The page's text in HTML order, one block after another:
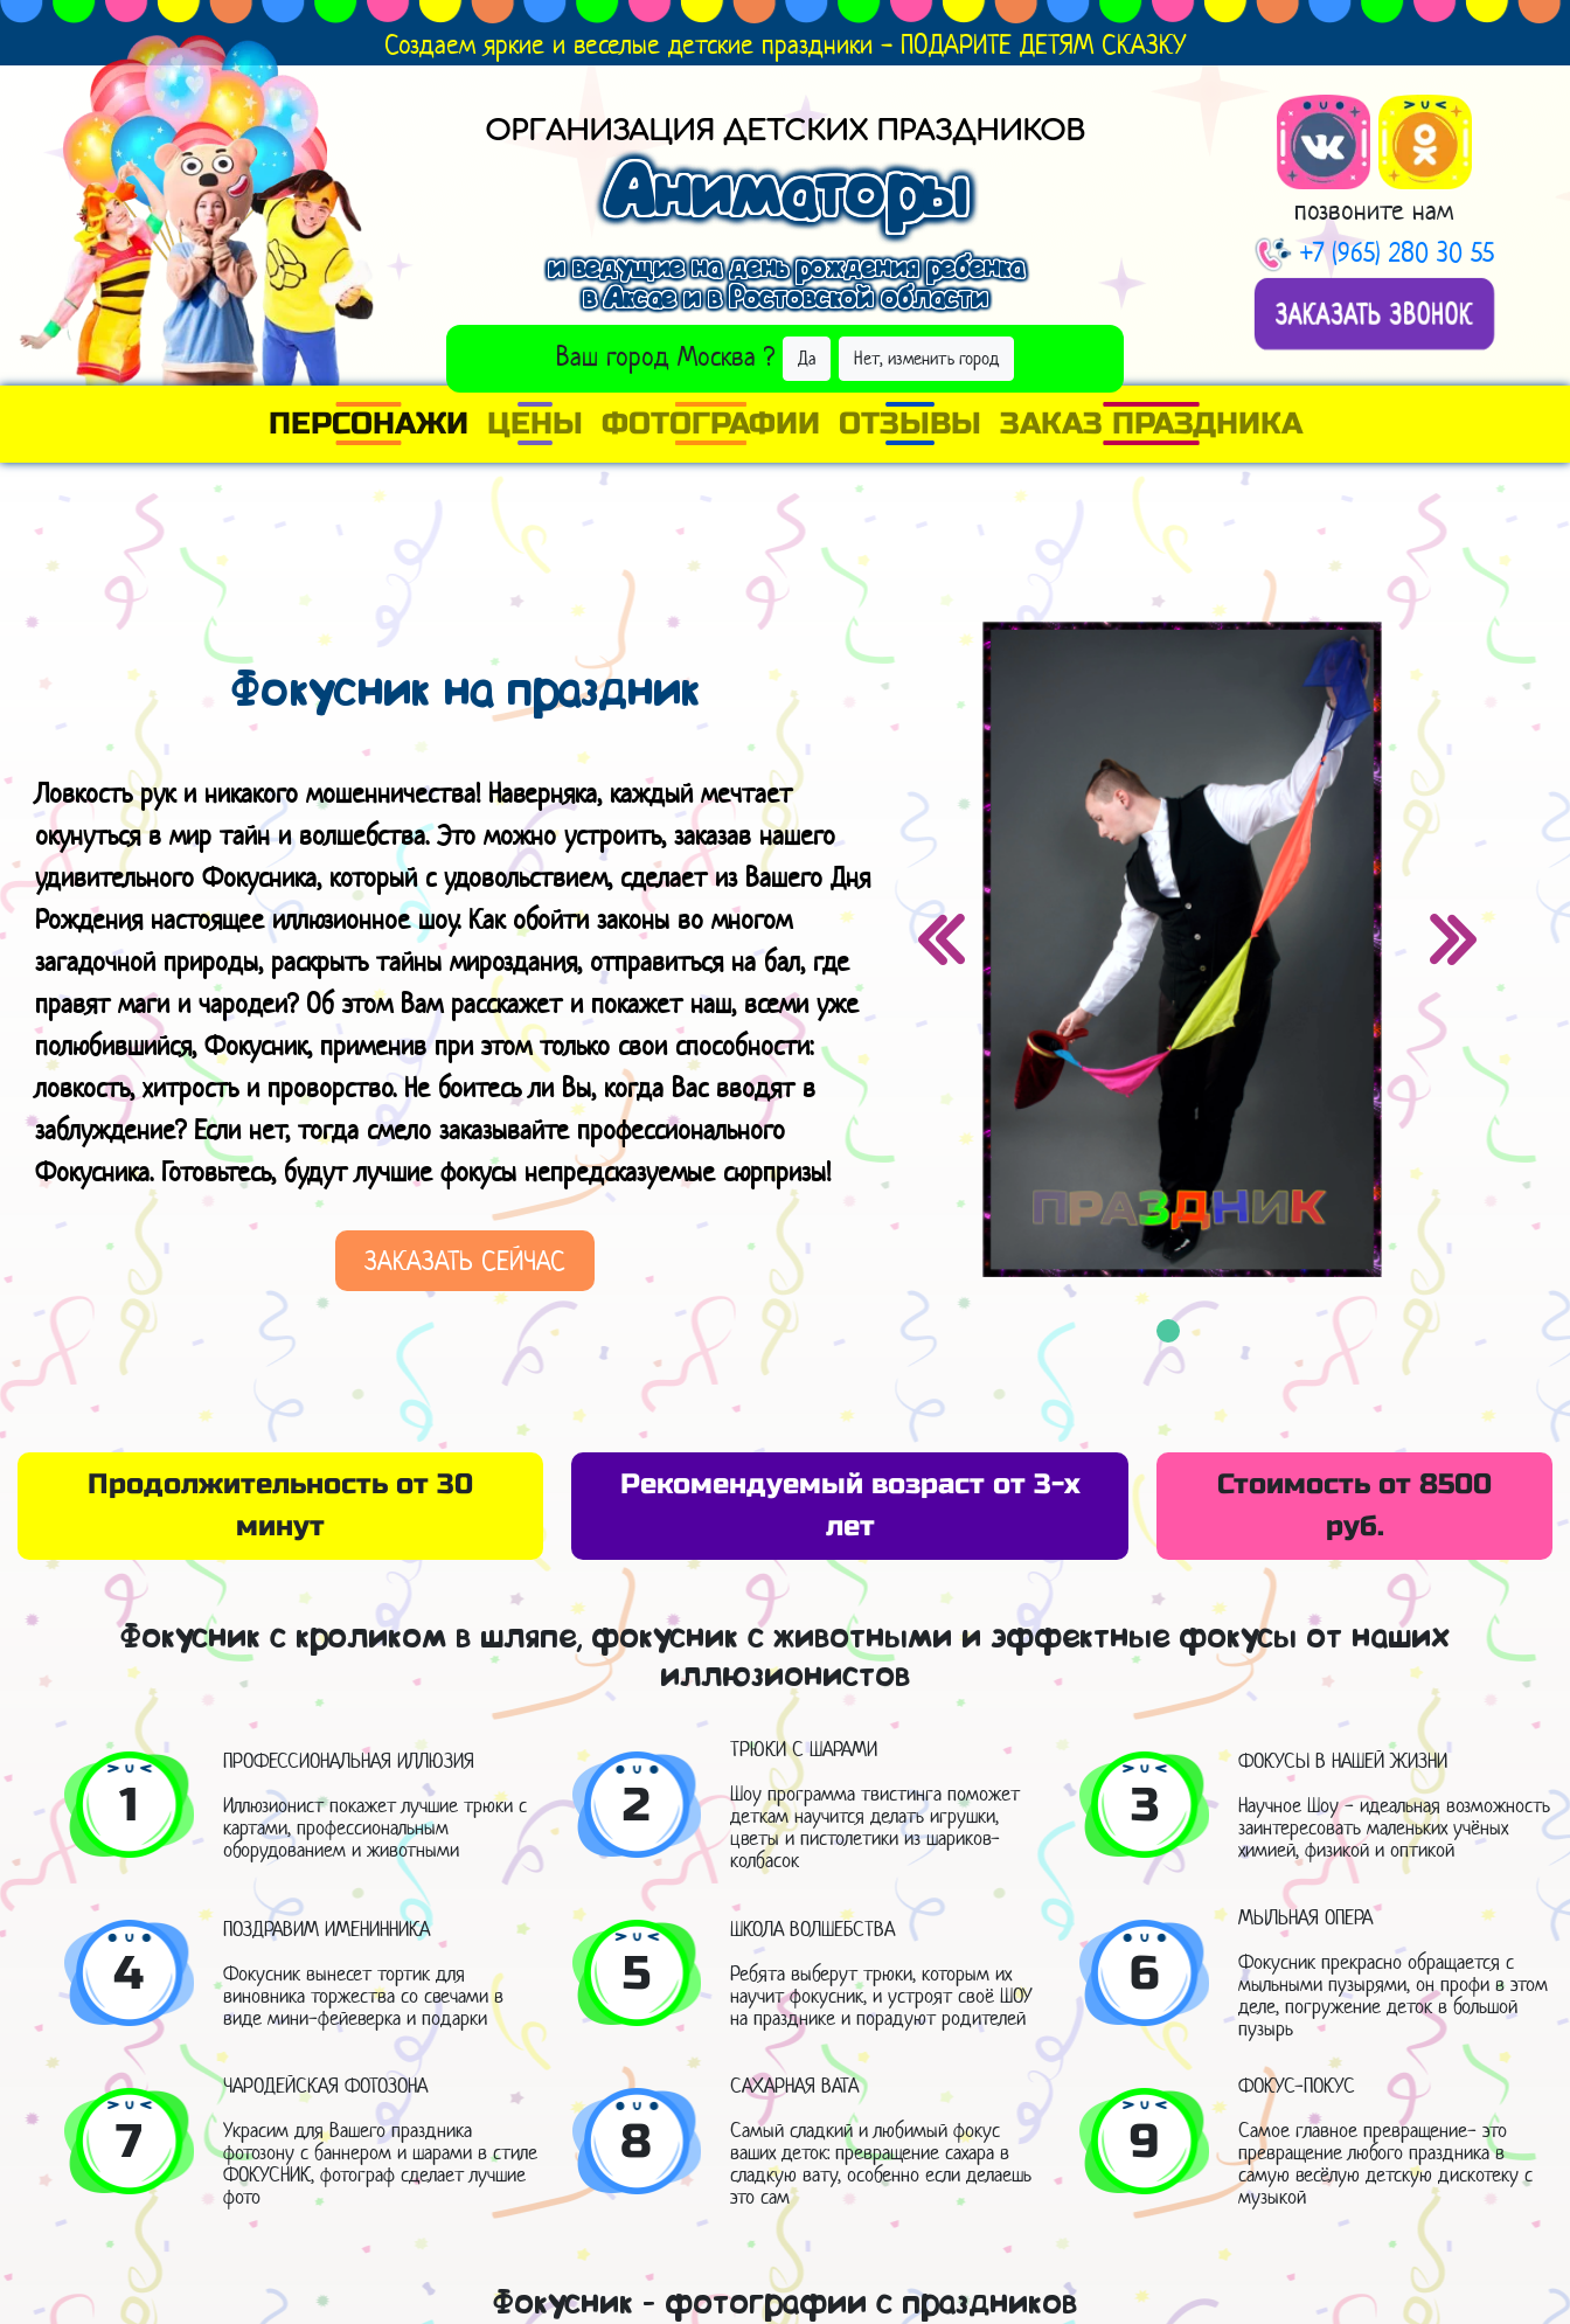
Создаем яркие и веселые детские праздники - ПОДАРИТЕ ДЕТЯМ СКАЗКУ
ОРГАНИЗАЦИЯ ДЕТСКИХ ПРАЗДНИКОВ
Аниматоры
и ведущие на день рождения ребенка
в Аксае и в Ростовской области
Ваш город Москва ? Да Нет, изменить город
ВЫБРАТЬ ДРУГОЙ ГОРОД
позвоните нам
+7 (965) 280 30 55
ЗАКАЗАТЬ ЗВОНОК
ПЕРСОНАЖИ ЦЕНЫ ФОТОГРАФИИ ОТЗЫВЫ ЗАКАЗ ПРАЗДНИКА
Фокусник на праздник
Ловкость рук и никакого мошенничества! Наверняка, каждый мечтает
окунуться в мир тайн и волшебства. Это можно устроить, заказав нашего
удивительного Фокусника, который с удовольствием, сделает из Вашего Дня
Рождения настоящее иллюзионное шоу. Как обойти законы во многом
загадочной природы, раскрыть тайны мироздания, отправиться на бал, где
правят маги и чародеи? Об этом Вам расскажет и покажет наш, всеми уже
полюбившийся, Фокусник, применив при этом только свои способности:
ловкость, хитрость и проворство. Не боитесь ли Вы, когда Вас вводят в
заблуждение? Если нет, тогда смело заказывайте профессионального
Фокусника. Готовьтесь, будут лучшие фокусы непредсказуемые сюрпризы!
ЗАКАЗАТЬ СЕЙЧАС
Продолжительность от 30
минут
Рекомендуемый возраст от 3-х
лет
Стоимость от 8500
руб.
Фокусник с кроликом в шляпе, фокусник с животными и эффектные фокусы от наших
иллюзионистов
1
ПРОФЕССИОНАЛЬНАЯ ИЛЛЮЗИЯ
Иллюзионист покажет лучшие трюки с
картами, профессиональным
оборудованием и животными
2
ТРЮКИ С ШАРАМИ
Шоу программа твистинга поможет
деткам научится делать игрушки,
цветы и пистолетики из шариков-
колбасок
3
ФОКУСЫ В НАШЕЙ ЖИЗНИ
Научное Шоу - идеальная возможность
заинтересовать маленьких учёных
химией, физикой и оптикой
4
ПОЗДРАВИМ ИМЕНИННИКА
Фокусник вынесет тортик для
виновника торжества со свечами в
виде мини-фейеверка и подарки
5
ШКОЛА ВОЛШЕБСТВА
Ребята выберут трюки, которым их
научит фокусник, и устроят своё ШОУ
на празднике и порадуют родителей
6
МЫЛЬНАЯ ОПЕРА
Фокусник прекрасно обращается с
мыльными пузырями, он профи в этом
деле, погружение деток в большой
пузырь
7
ЧАРОДЕЙСКАЯ ФОТОЗОНА
Украсим для Вашего праздника
фотозону с баннером и шарами в стиле
ФОКУСНИК, фотограф сделает лучшие
фото
8
САХАРНАЯ ВАТА
Самый сладкий и любимый фокус
ваших деток: превращение сахара в
сладкую вату, особенно если делаешь
это сам
9
ФОКУС-ПОКУС
Самое главное превращение- это
превращение любого праздника в
самую весёлую детскую дискотеку с
музыкой
Фокусник - фотографии с праздников